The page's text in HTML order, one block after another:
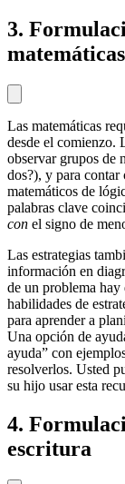
3.
matemáticas
Las matemáticas
desde el comienzo.
observar grupos de
dos?), y para contar
matemáticos de
palabras clave
con el signo de
Las estrategias
información en
de un problema
habilidades de
para aprender a
Una opción de
ayuda” con
resolverlos. Usted
su hijo usar esta
4.
escritura